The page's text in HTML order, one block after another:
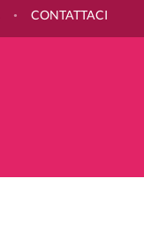
CONTATTACI